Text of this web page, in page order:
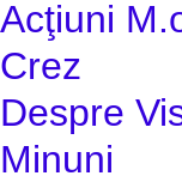
Acţiuni
Crez
Despre
Minuni